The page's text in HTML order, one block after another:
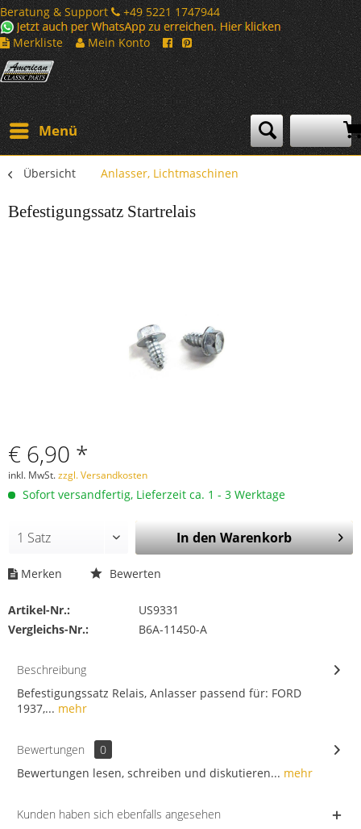
Beratung & Support
+49 5221 1747944
Merkliste
Mein Konto
Menü
Übersicht Anlasser, Lichtmaschinen
Befestigungssatz Startrelais
€ 6,90 *
inkl. MwSt.zzgl. Versandkosten
Sofort versandfertig, Lieferzeit ca. 1 - 3 Werktage
In denWarenkorb
Merken Bewerten
Artikel-Nr.:
US9331
Vergleichs-Nr.:
B6A-11450-A
Beschreibung
Befestigungssatz Relais, Anlasser passend für: FORD
1937,... mehr
Bewertungen
0
Bewertungen lesen, schreiben und diskutieren... mehr
Kunden haben sich ebenfalls angesehen